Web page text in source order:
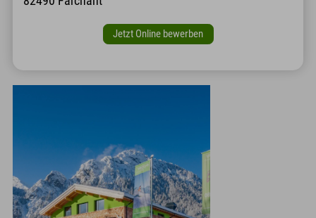
Jetzt Online bewerben